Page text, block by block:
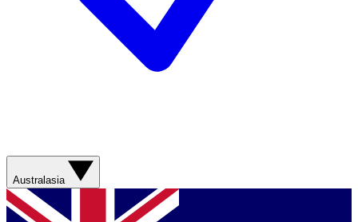
Australasia